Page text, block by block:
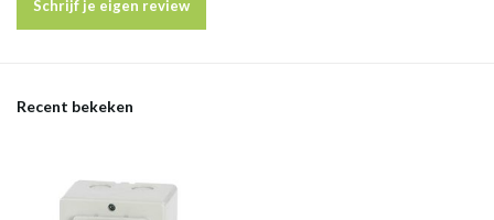
Schrijf je eigen review
Recent bekeken